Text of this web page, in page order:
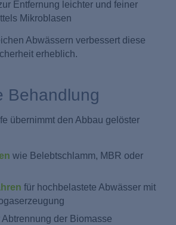
Entfernung leichter und feiner
Mikroblasen
Abwässern verbessert diese
erheblich.
Behandlung
übernimmt den Abbau gelöster
wie Belebtschlamm, MBR oder
für hochbelastete Abwässer mit
der Biomasse